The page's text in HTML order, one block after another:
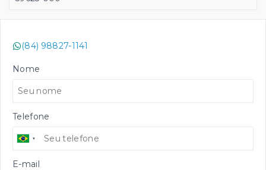
(84) 98827-1141
Nome
Telefone
E-mail